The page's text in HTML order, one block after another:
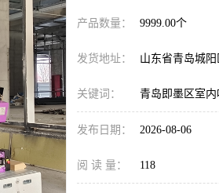
产品数量： 9999.00个
发货地址： 山东省青岛城阳
关键词： 青岛即墨区室内
发布日期： 2026-08-06
阅 读 量： 118